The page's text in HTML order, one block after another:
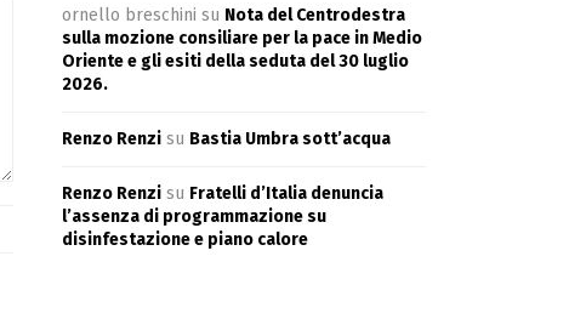
ornello breschini su Nota del Centrodestra
sulla mozione consiliare per la pace in Medio
Oriente e gli esiti della seduta del 30 luglio
2026.
Renzo Renzi su Bastia Umbra sott’acqua
Renzo Renzi su Fratelli d’Italia denuncia
l’assenza di programmazione su
disinfestazione e piano calore